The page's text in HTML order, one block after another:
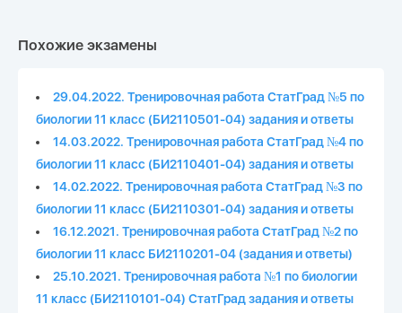
Похожие экзамены
29.04.2022. Тренировочная работа СтатГрад №5 по
биологии 11 класс (БИ2110501-04) задания и ответы
14.03.2022. Тренировочная работа СтатГрад №4 по
биологии 11 класс (БИ2110401-04) задания и ответы
14.02.2022. Тренировочная работа СтатГрад №3 по
биологии 11 класс (БИ2110301-04) задания и ответы
16.12.2021. Тренировочная работа СтатГрад №2 по
биологии 11 класс БИ2110201-04 (задания и ответы)
25.10.2021. Тренировочная работа №1 по биологии
11 класс (БИ2110101-04) СтатГрад задания и ответы